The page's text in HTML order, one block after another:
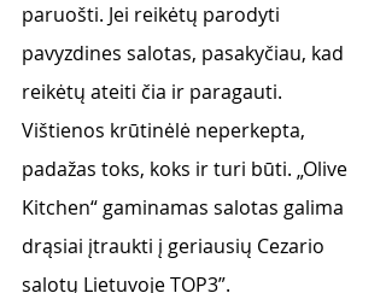
paruošti. Jei reikėtų parodyti
pavyzdines salotas, pasakyčiau, kad
reikėtų ateiti čia ir paragauti.
Vištienos krūtinėlė neperkepta,
padažas toks, koks ir turi būti. „Olive
Kitchen“ gaminamas salotas galima
drąsiai įtraukti į geriausių Cezario
salotų Lietuvoje TOP3”.